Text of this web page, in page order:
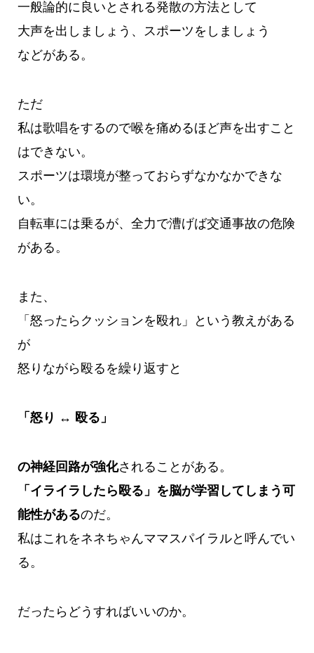
一般論的に良いとされる発散の方法として
大声を出しましょう、スポーツをしましょう
などがある。
ただ
私は歌唱をするので喉を痛めるほど声を出すこと
はできない。
スポーツは環境が整っておらずなかなかできな
い。
自転車には乗るが、全力で漕げば交通事故の危険
がある。
また、
「怒ったらクッションを殴れ」という教えがある
が
怒りながら殴るを繰り返すと
「怒り ↔ 殴る」
の神経回路が強化されることがある。
「イライラしたら殴る」を脳が学習してしまう可
能性があるのだ。
私はこれをネネちゃんママスパイラルと呼んでい
る。
だったらどうすればいいのか。